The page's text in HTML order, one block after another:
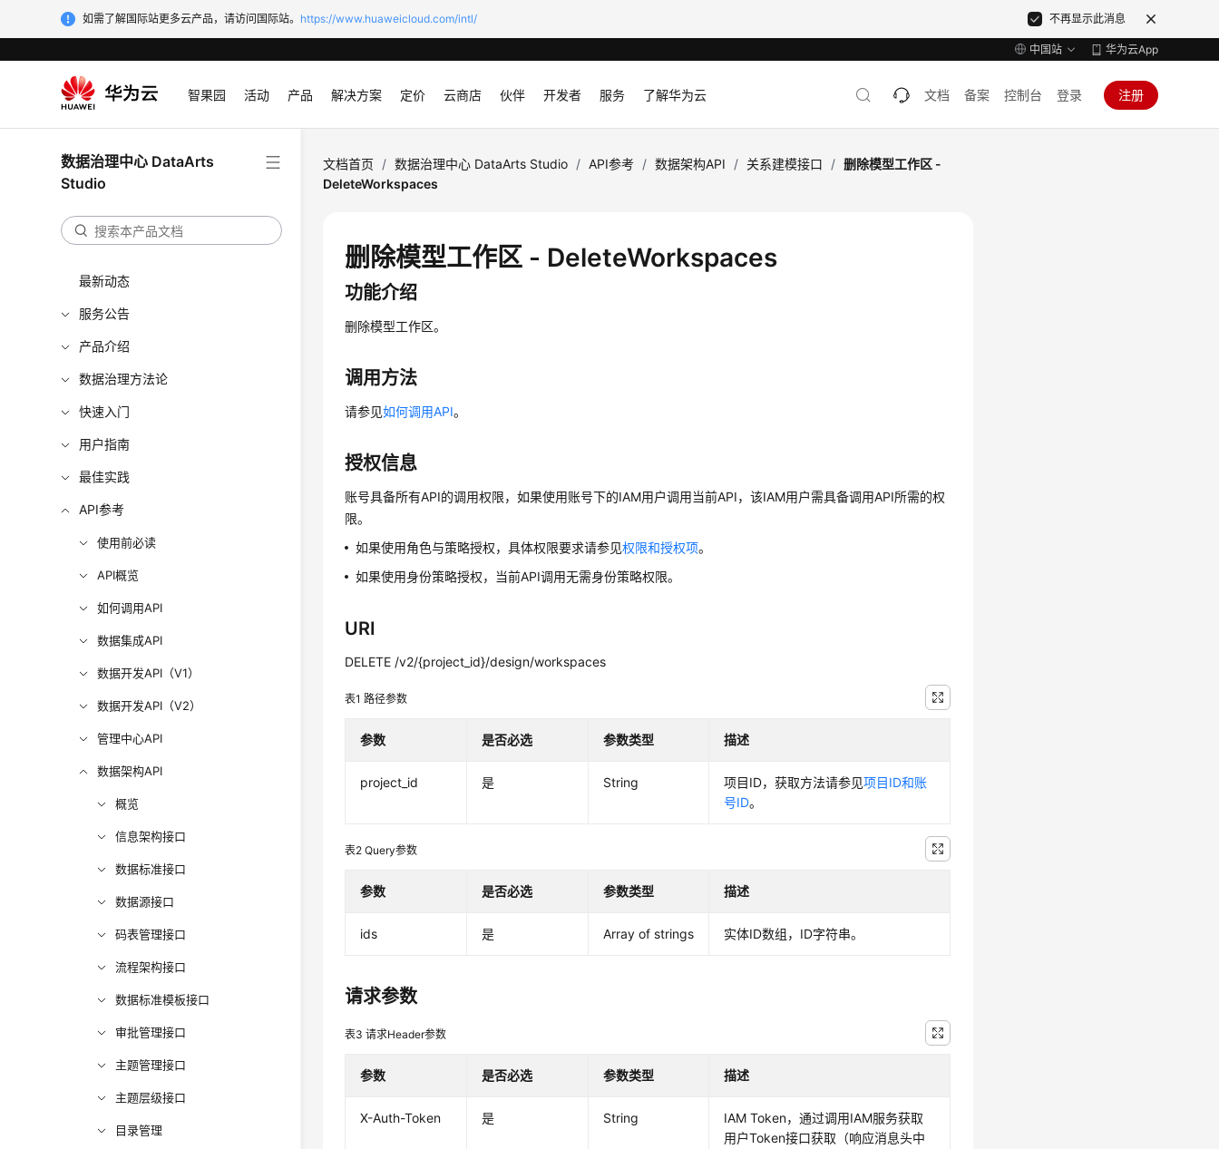
如需了解国际站更多云产品，请访问国际站。 https://www.huaweicloud.com/intl/ 不再显示此消息
中国站 华为云App
智果园 活动 产品 解决方案 定价 云商店 伙伴 开发者 服务 了解华为云 文档 备案 控制台 登录 注册
数据治理中心 DataArts
Studio
最新动态
服务公告
产品介绍
数据治理方法论
快速入门
用户指南
最佳实践
API参考
使用前必读
API概览
如何调用API
数据集成API
数据开发API（V1）
数据开发API（V2）
管理中心API
数据架构API
概览
信息架构接口
数据标准接口
数据源接口
码表管理接口
流程架构接口
数据标准模板接口
审批管理接口
主题管理接口
主题层级接口
目录管理
文档首页 / 数据治理中心 DataArts Studio / API参考 / 数据架构API / 关系建模接口 / 删除模型工作区 -
DeleteWorkspaces
删除模型工作区 - DeleteWorkspaces
功能介绍
删除模型工作区。
调用方法
请参见如何调用API。
授权信息
账号具备所有API的调用权限，如果使用账号下的IAM用户调用当前API，该IAM用户需具备调用API所需的权
限。
如果使用角色与策略授权，具体权限要求请参见权限和授权项。
如果使用身份策略授权，当前API调用无需身份策略权限。
URI
DELETE /v2/{project_id}/design/workspaces
表1路径参数
参数 是否必选 参数类型 描述
project_id 是 String 项目ID，获取方法请参见项目ID和账
号ID。
表2Query参数
参数 是否必选 参数类型 描述
ids 是 Array of strings 实体ID数组，ID字符串。
请求参数
表3请求Header参数
参数 是否必选 参数类型 描述
X-Auth-Token 是 String
IAM Token，通过调用IAM服务获取
用户Token接口获取（响应消息头中